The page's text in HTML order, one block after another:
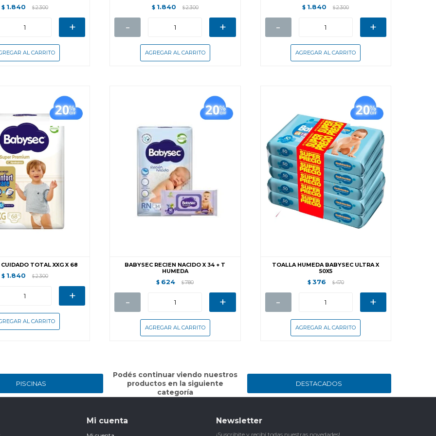
$ 1.840 $ 2.300
+
$ 1.840 $ 2.300
- +
$ 1.840 $ 2.300
- +
TOTAL XXG X 68
$ 1.840 $ 2.300
+
BABYSEC RECIEN NACIDO X 34 + T
HUMEDA
$ 624 $ 780
- +
TOALLA HUMEDA BABYSEC ULTRA X
50X5
$ 376 $ 470
- +
PISCINAS
Podés continuar viendo nuestros
productos en la siguiente
categoría
DESTACADOS
Mi cuenta Newsletter
¡Suscribite y recibí todas nuestras novedades!